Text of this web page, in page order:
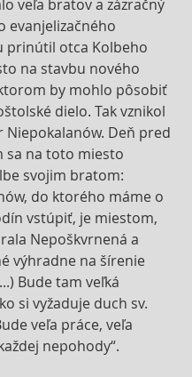
veľa bratov a zázračný
evanjelizačného
prinútil otca Kolbeho
na stavbu nového
by mohlo pôsobiť
dielo. Tak vznikol
Niepokalanów. Deň pred
sa na toto miesto
svojim bratom:
do ktorého máme o
vstúpiť, je miestom,
Nepoškvrnená a
výhradne na šírenie
Bude tam veľká
si vyžaduje duch sv.
veľa práce, veľa
nepohody“.